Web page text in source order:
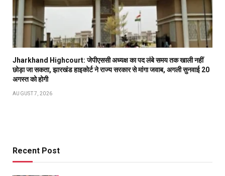
Jharkhand Highcourt: जेपीएससी अध्यक्ष का पद लंबे समय तक खाली नहीं
छोड़ा जा सकता, झारखंड हाइकोर्ट ने राज्य सरकार से मांगा जवाब, अगली सुनवाई 20
अगस्त को होगी
AUGUST 7, 2026
Recent Post